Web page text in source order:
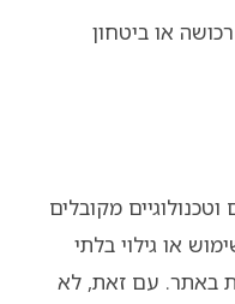
או ביטחון
מקובלים
או גילוי בלתי
באתר. עם זאת, לא